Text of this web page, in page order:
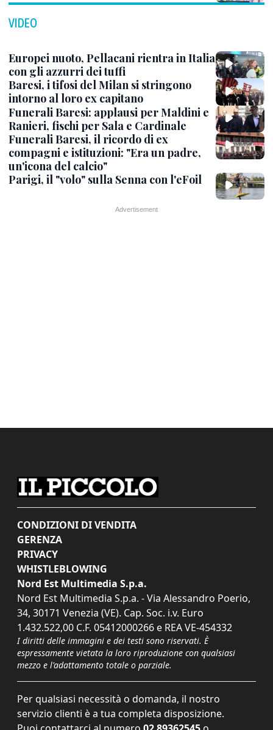
VIDEO
Europei nuoto, Pellacani rientra in Italia
con gli azzurri dei tuffi
Baresi, i tifosi del Milan si stringono
intorno al loro ex capitano
Funerali Baresi: applausi per Maldini e
Ranieri, fischi per Sala e Cardinale
Funerali Baresi, il ricordo di ex
compagni e istituzioni: "Era un padre,
un'icona del calcio"
Parigi, il "volo" sulla Senna con l'eFoil
CONDIZIONI DI VENDITA
GERENZA
PRIVACY
WHISTLEBLOWING
Nord Est Multimedia S.p.a.
Nord Est Multimedia S.p.a. - Via Alessandro Poerio,
34, 30171 Venezia (VE). Cap. Soc. i.v. Euro
1.432.522,00 C.F. 05412000266 e REA VE-454332
I diritti delle immagini e dei testi sono riservati. È
espressamente vietata la loro riproduzione con qualsiasi
mezzo e l'adattamento totale o parziale.
Per qualsiasi necessità o domanda, il nostro
servizio clienti è a tua completa disposizione.